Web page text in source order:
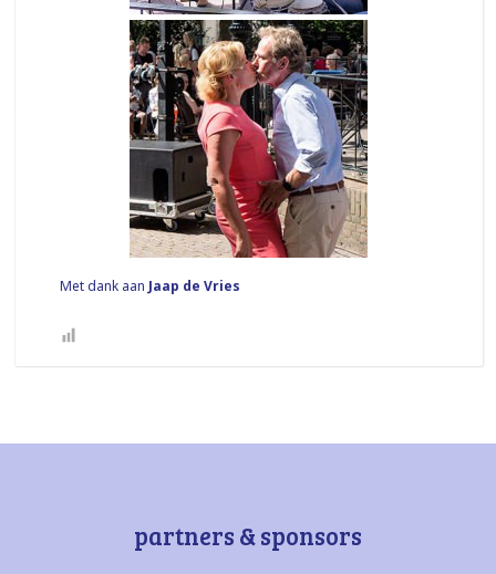
Met dank aan Jaap de Vries
partners & sponsors